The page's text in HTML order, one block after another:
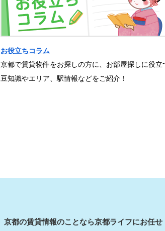
お役立ちコラム
京都で賃貸物件をお探しの方に、お部屋探しに役立
豆知識やエリア、駅情報などをご紹介！
京都の賃貸情報のことなら京都ライフにお任せ